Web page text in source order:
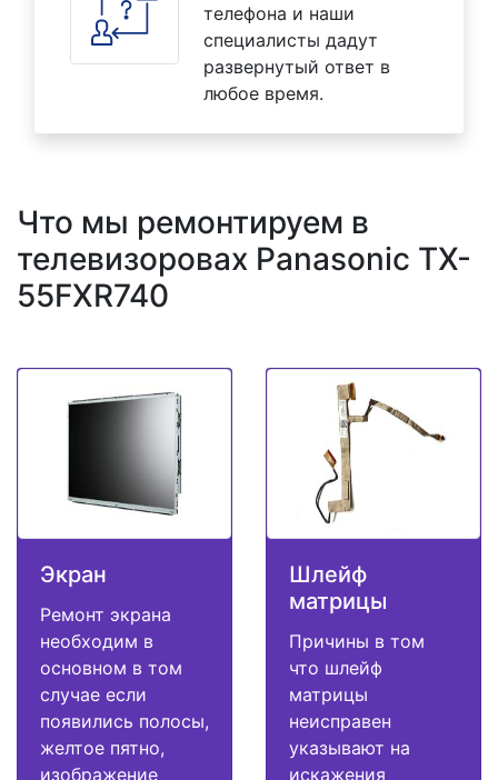
телефона и наши
специалисты дадут
развернутый ответ в
любое время.
Что мы ремонтируем в
телевизоровах Panasonic TX-
55FXR740
Экран
Ремонт экрана
необходим в
основном в том
случае если
появились полосы,
желтое пятно,
изображение
Шлейф
матрицы
Причины в том
что шлейф
матрицы
неисправен
указывают на
искажения